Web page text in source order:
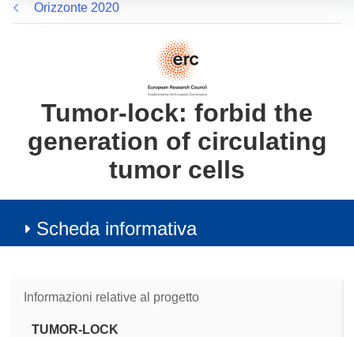
nuova
finestra)
Orizzonte 2020
Tumor-lock: forbid the
generation of circulating
tumor cells
Scheda informativa
Informazioni relative al progetto
TUMOR-LOCK